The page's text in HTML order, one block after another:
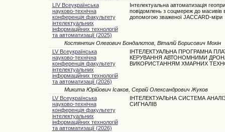
LIV Всеукраїнська
науково-технічна
конференція факультету
інтелектуальних
інформаційних технологій
та автоматизації (2025)
Інтелектуальна автоматизація
повідомлень з соцмереж до масивів
допомогою зваженої JACCARD-міри
Костянтин Олегович Бондалєтов, Віталій Борисович Мокін
LV Всеукраїнська
науково-технічна
конференція факультету
інтелектуальних
інформаційних технологій
та автоматизації (2026)
ІНТЕЛЕКТУАЛЬНА ПРОГРАМНА
КЕРУВАННЯ АВТОНОМНИМИ
ВИКОРИСТАННЯМ ХМАРНИХ
Микита Юрійович Ісаков, Сергій Олександрович Жуков
LV Всеукраїнська
науково-технічна
конференція факультету
інтелектуальних
інформаційних технологій
та автоматизації (2026)
ІНТЕЛЕКТУАЛЬНА СИСТЕМА
СИГНАЛІВ